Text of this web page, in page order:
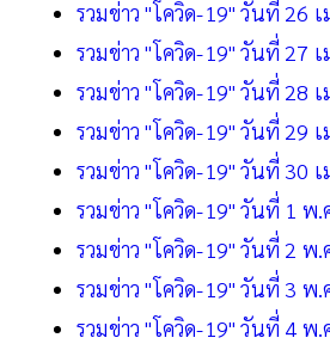
รวมข่าว "โควิด-19" วันที่ 26 เ
รวมข่าว "โควิด-19" วันที่ 27 เ
รวมข่าว "โควิด-19" วันที่ 28 เ
รวมข่าว "โควิด-19" วันที่ 29 เ
รวมข่าว "โควิด-19" วันที่ 30 เ
รวมข่าว "โควิด-19" วันที่ 1 พ.
รวมข่าว "โควิด-19" วันที่ 2 พ.
รวมข่าว "โควิด-19" วันที่ 3 พ.
รวมข่าว "โควิด-19" วันที่ 4 พ.